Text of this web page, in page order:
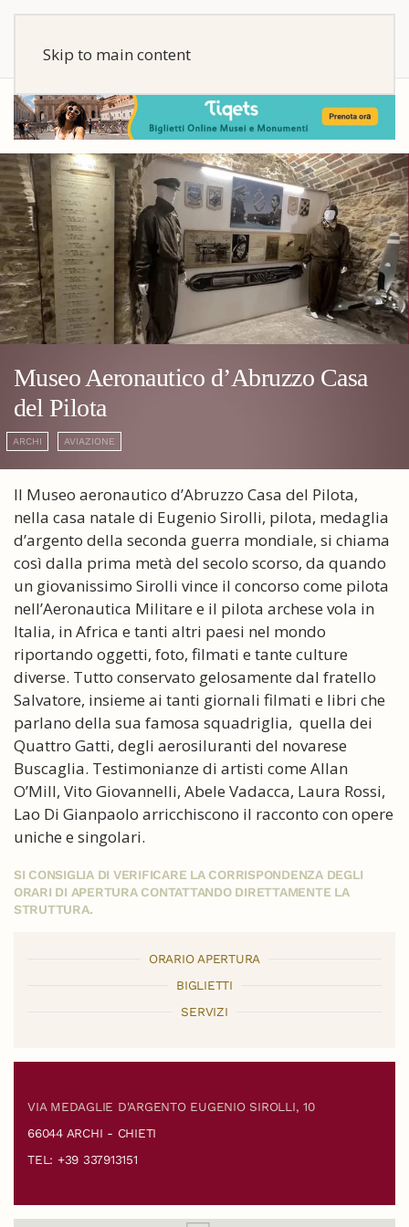
Skip to main content
Museo Aeronautico d’Abruzzo Casa
del Pilota
ARCHI AVIAZIONE
Il Museo aeronautico d’Abruzzo Casa del Pilota,
nella casa natale di Eugenio Sirolli, pilota, medaglia
d’argento della seconda guerra mondiale, si chiama
così dalla prima metà del secolo scorso, da quando
un giovanissimo Sirolli vince il concorso come pilota
nell’Aeronautica Militare e il pilota archese vola in
Italia, in Africa e tanti altri paesi nel mondo
riportando oggetti, foto, filmati e tante culture
diverse. Tutto conservato gelosamente dal fratello
Salvatore, insieme ai tanti giornali filmati e libri che
parlano della sua famosa squadriglia, quella dei
Quattro Gatti, degli aerosiluranti del novarese
Buscaglia. Testimonianze di artisti come Allan
O’Mill, Vito Giovannelli, Abele Vadacca, Laura Rossi,
Lao Di Gianpaolo arricchiscono il racconto con opere
uniche e singolari.
SI CONSIGLIA DI VERIFICARE LA CORRISPONDENZA DEGLI
ORARI DI APERTURA CONTATTANDO DIRETTAMENTE LA
STRUTTURA.
ORARIO APERTURA
BIGLIETTI
SERVIZI
VIA MEDAGLIE D'ARGENTO EUGENIO SIROLLI, 10
66044 ARCHI - CHIETI
TEL: +39 337913151